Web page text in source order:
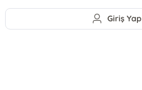
Giriş Yap